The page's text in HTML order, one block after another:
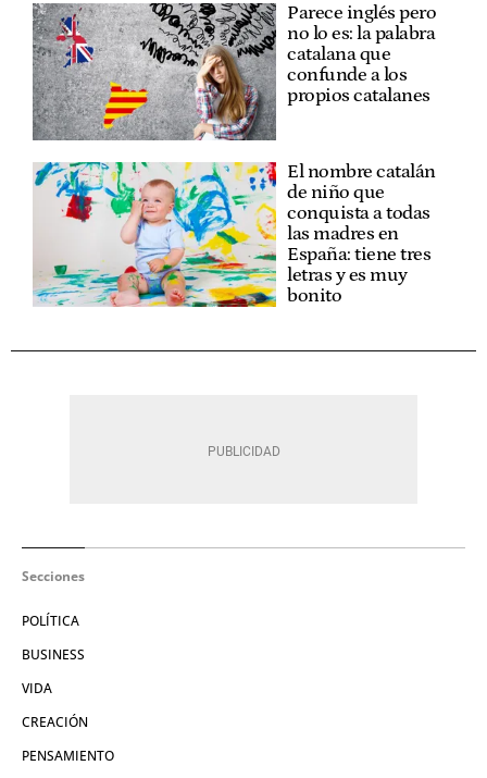
Parece inglés pero
no lo es: la palabra
catalana que
confunde a los
propios catalanes
El nombre catalán
de niño que
conquista a todas
las madres en
España: tiene tres
letras y es muy
bonito
Secciones
POLÍTICA
BUSINESS
VIDA
CREACIÓN
PENSAMIENTO